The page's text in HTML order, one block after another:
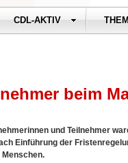
CDL-AKTIV
beim
und Teilnehmer
Einführung der